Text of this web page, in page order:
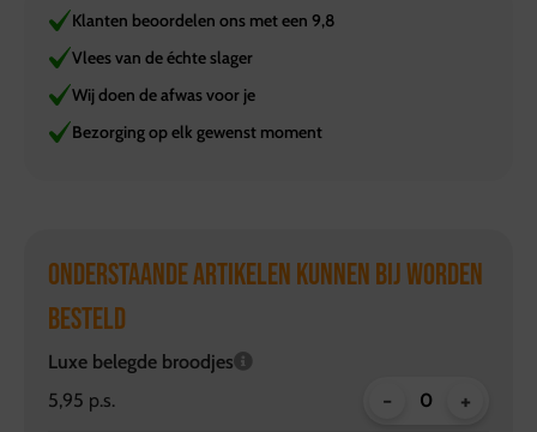
Klanten beoordelen ons met een 9,8
Vlees van de échte slager
Wij doen de afwas voor je
Bezorging op elk gewenst moment
ONDERSTAANDE ARTIKELEN KUNNEN BIJ WORDEN
BESTELD
Luxe belegde broodjes
5,95 p.s.
- +